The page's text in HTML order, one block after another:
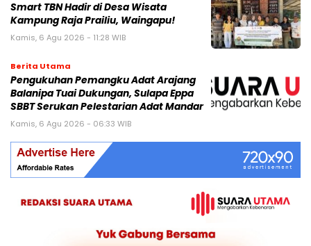
Smart TBN Hadir di Desa Wisata
Kampung Raja Prailiu, Waingapu!
Kamis, 6 Agu 2026 - 11:28 WIB
Berita Utama
Pengukuhan Pemangku Adat Arajang
Balanipa Tuai Dukungan, Sulapa Eppa
SBBT Serukan Pelestarian Adat Mandar
Kamis, 6 Agu 2026 - 06:33 WIB